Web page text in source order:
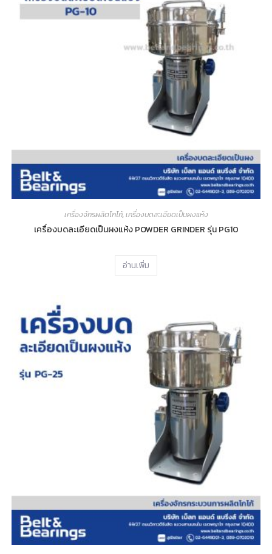
เครื่องจักรผลิตโกโก้,เครื่องบดละเอียดเป็นผงแห้ง
เครื่องบดละเอียดเป็นผงแห้ง POWDER GRINDER รุ่น PG10
อ่านเพิ่ม